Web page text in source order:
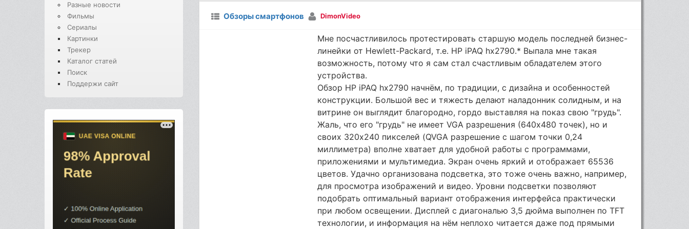
Разные новости
Фильмы
Сериалы
Картинки
Трекер
Каталог статей
Поиск
Поддержи сайт
Обзоры смартфонов DimonVideo
Мне посчастливилось протестировать старшую модель последней бизнес-
линейки от Hewlett-Packard, т.е. НР iPAQ hx2790.* Выпала мне такая
возможность, потому что я сам стал счастливым обладателем этого
устройства.
Обзор НР iPAQ hx2790 начнём, по традиции, с дизайна и особенностей
конструкции. Большой вес и тяжесть делают наладонник солидным, и на
витрине он выглядит благородно, гордо выставляя на показ свою "грудь".
Жаль, что его "грудь" не имеет VGA разрешения (640х480 точек), но и
своих 320х240 пикселей (QVGA разрешение с шагом точки 0,24
миллиметра) вполне хватает для удобной работы с программами,
приложениями и мультимедиа. Экран очень яркий и отображает 65536
цветов. Удачно организована подсветка, это тоже очень важно, например,
для просмотра изображений и видео. Уровни подсветки позволяют
подобрать оптимальный вариант отображения интерфейса практически
при любом освещении. Дисплей с диагональю 3,5 дюйма выполнен по TFT
технологии, и информация на нём неплохо читается даже под прямыми